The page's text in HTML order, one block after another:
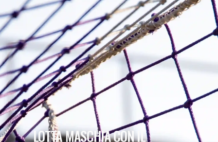
LOTTA MASCHIA CON IL